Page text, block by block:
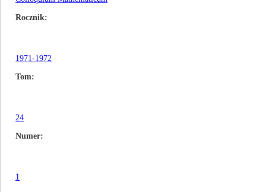
Rocznik
1971-1972
Tom
24
Numer
1